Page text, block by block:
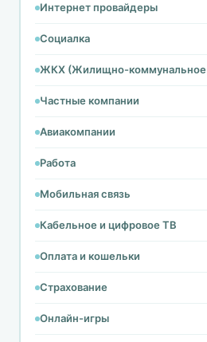
Интернет провайдеры
Социалка
ЖКХ (Жилищно-коммунальное
Частные компании
Авиакомпании
Работа
Мобильная связь
Кабельное и цифровое ТВ
Оплата и кошельки
Страхование
Онлайн-игры